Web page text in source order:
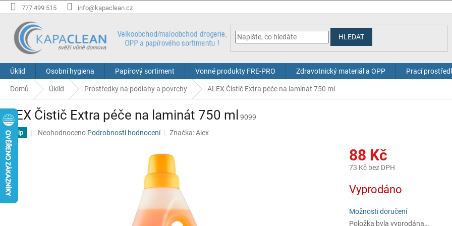
Přejít
na
777 499 515 info@kapaclean.cz
HLEDAT
Úklid Osobní hygiena Papírový sortiment Vonné produkty FRE-PRO Zdravotnický materiál a OPP Prací
Domů Úklid Prostředky na podlahy a povrchy ALEX Čistič Extra péče na laminát 750 ml
ALEX Čistič Extra péče na laminát 750 ml 9099
Tip
Průměrné
Neohodnoceno Podrobnosti hodnocení Značka:Alex
88 Kč
73 Kč bez DPH
cena:
Vyprodáno
Možnosti doručení
Položka byla vyprodána…